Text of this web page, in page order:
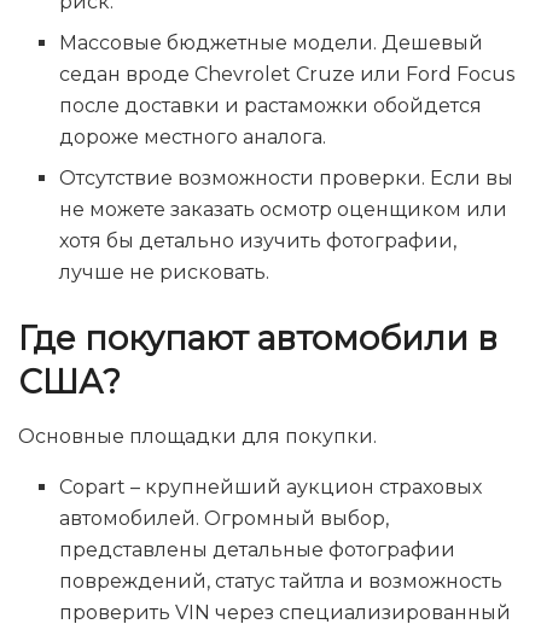
Массовые бюджетные модели. Дешевый
седан вроде Chevrolet Cruze или Ford Focus
после доставки и растаможки обойдется
дороже местного аналога.
Отсутствие возможности проверки. Если вы
не можете заказать осмотр оценщиком или
хотя бы детально изучить фотографии,
лучше не рисковать.
Где покупают автомобили в
США?
Основные площадки для покупки.
Copart – крупнейший аукцион страховых
автомобилей. Огромный выбор,
представлены детальные фотографии
повреждений, статус тайтла и возможность
проверить VIN через специализированный